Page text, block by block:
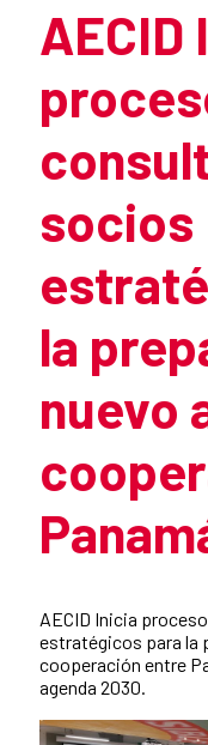
AECID
socios
la
nuevo
AECID Inicia
estratégicos para la
cooperación entre
agenda 2030.